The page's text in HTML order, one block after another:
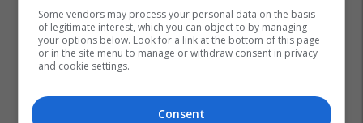
Some vendors may process your personal data on the basis
of legitimate interest, which you can object to by managing
your options below. Look for a link at the bottom of this page
or in the site menu to manage or withdraw consent in privacy
and cookie settings.
Consent